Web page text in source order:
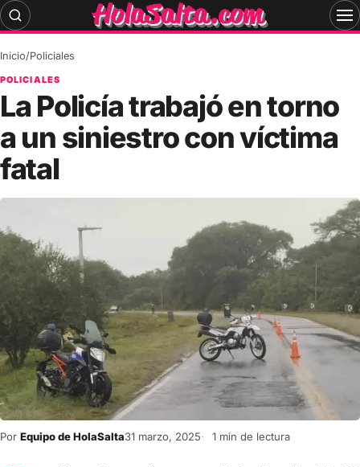
Skip
to
Inicio/Policiales
POLICIALES
La Policía trabajó en torno
a un siniestro con víctima
fatal
Por Equipo de HolaSalta31 marzo, 2025 1 min de lectura